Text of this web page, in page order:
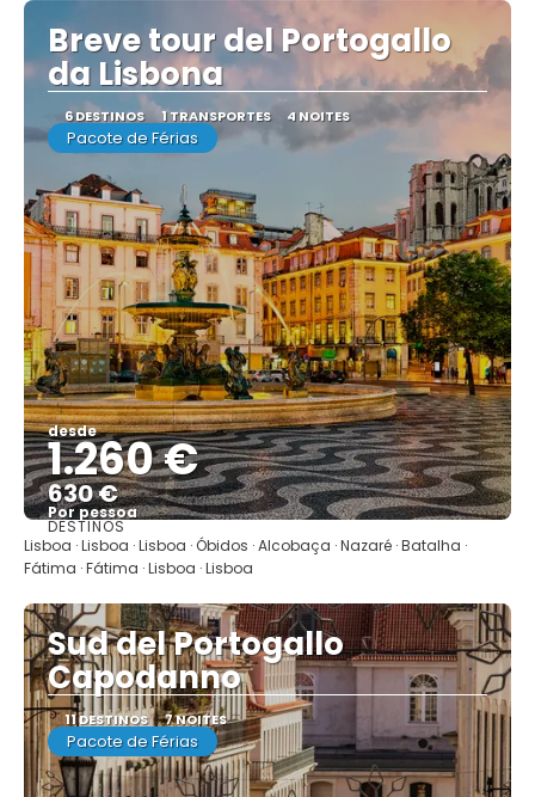
Breve tour del Portogallo
da Lisbona
6 DESTINOS 1 TRANSPORTES 4 NOITES
Pacote de Férias
desde
1.260 €
630 €
Por pessoa
Mostrar
DESTINOS
Lisboa · Lisboa · Lisboa · Óbidos · Alcobaça · Nazaré · Batalha ·
Fátima · Fátima · Lisboa · Lisboa
Sud del Portogallo
Capodanno
11 DESTINOS 7 NOITES
Pacote de Férias